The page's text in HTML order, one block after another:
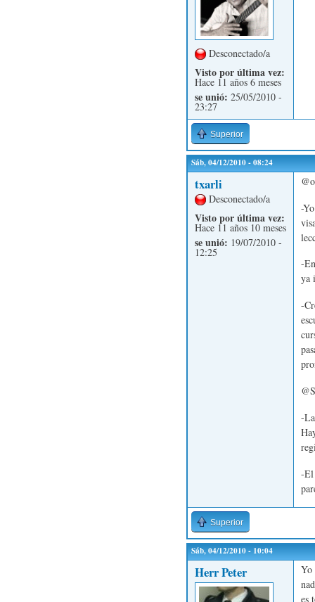
Desconectado/a
Visto por última vez:
Hace 11 años 6 meses
se unió: 25/05/2010 -
23:27
Superior
Sáb, 04/12/2010 - 08:24
txarli
Desconectado/a
Visto por última vez:
Hace 11 años 10 meses
se unió: 19/07/2010 -
12:25
-
-
ya
-
-
-El
Superior
Sáb, 04/12/2010 - 10:04
Herr Peter
Yo
es